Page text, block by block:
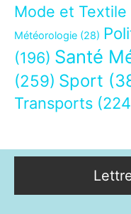
Mode et Textile
Météorologie (28)
(196) Santé
(259) Sport
Transports